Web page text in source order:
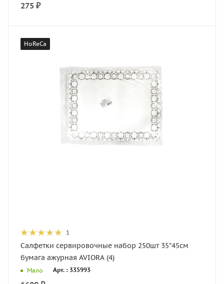
275 ₽
HoReCa
1
Салфетки сервировочные набор 250шт 35*45см
бумага ажурная AVIORA (4)
Мало Арт. : 335993